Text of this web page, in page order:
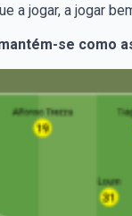
a jogar, a jogar
se como